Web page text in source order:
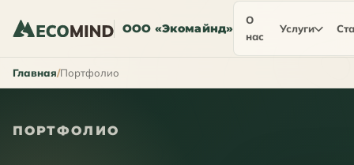
ООО «Экомайнд»
О
нас
Услуги
Главная Портфолио
ПОРТФОЛИО